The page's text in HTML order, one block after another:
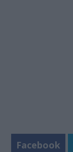
Facebook